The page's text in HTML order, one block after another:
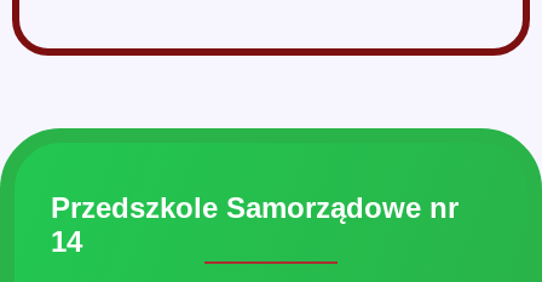
Przedszkole Samorządowe nr
14